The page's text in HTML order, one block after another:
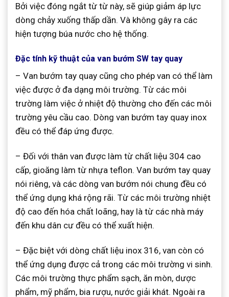
Bởi việc đóng ngắt từ từ này, sẽ giúp giảm áp lực
dòng chảy xuống thấp dần. Và không gây ra các
hiện tượng búa nước cho hệ thống.
Đặc tính kỹ thuật của van bướm SW tay quay
– Van bướm tay quay cũng cho phép van có thể làm
việc được ở đa dạng môi trường. Từ các môi
trường làm việc ở nhiệt độ thường cho đến các môi
trường yêu cầu cao. Dòng van bướm tay quay inox
đều có thể đáp ứng được.
– Đối với thân van được làm từ chất liệu 304 cao
cấp, gioăng làm từ nhựa teflon. Van bướm tay quay
nói riêng, và các dòng van bướm nói chung đều có
thể ứng dụng khá rộng rãi. Từ các môi trường nhiệt
độ cao đến hóa chất loãng, hay là từ các nhà máy
đến khu dân cư đều có thể xuất hiện.
– Đặc biệt với dòng chất liệu inox 316, van còn có
thể ứng dụng được cả trong các môi trường vi sinh.
Các môi trường thực phẩm sạch, ăn mòn, dược
phẩm, mỹ phẩm, bia rượu, nước giải khát. Ngoài ra